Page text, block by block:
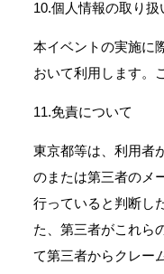
10.個人情報の取り扱
本イベントの実施に
おいて利用します。
11.免責について
東京都等は、利用者
のまたは第三者のメ
行っていると判断し
た、第三者がこれら
て第三者からクレー